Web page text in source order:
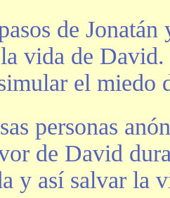
de
vida de
el miedo
personas
de David
y así salvar la